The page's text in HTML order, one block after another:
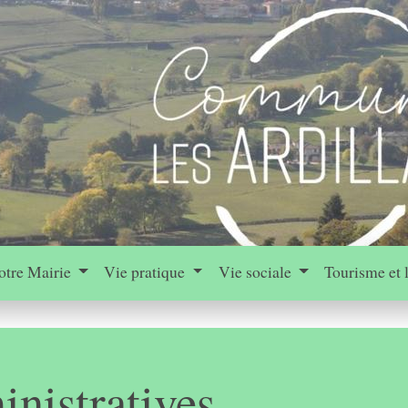
Mairie Vie pratique Vie sociale Tourisme et